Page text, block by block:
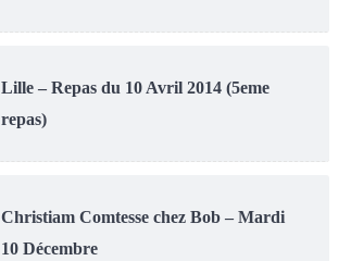
Lille – Repas du 10 Avril 2014 (5eme
repas)
Christiam Comtesse chez Bob – Mardi
10 Décembre